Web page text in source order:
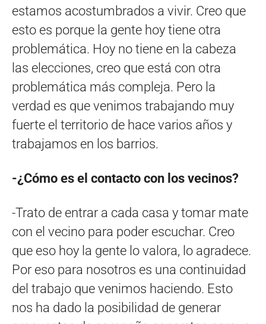
estamos acostumbrados a vivir. Creo que
esto es porque la gente hoy tiene otra
problemática. Hoy no tiene en la cabeza
las elecciones, creo que está con otra
problemática más compleja. Pero la
verdad es que venimos trabajando muy
fuerte el territorio de hace varios años y
trabajamos en los barrios.
-¿Cómo es el contacto con los vecinos?
-Trato de entrar a cada casa y tomar mate
con el vecino para poder escuchar. Creo
que eso hoy la gente lo valora, lo agradece.
Por eso para nosotros es una continuidad
del trabajo que venimos haciendo. Esto
nos ha dado la posibilidad de generar